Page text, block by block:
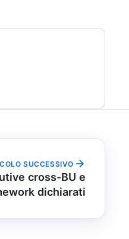
SUCCESSIVO
cross-BU e
dichiarati